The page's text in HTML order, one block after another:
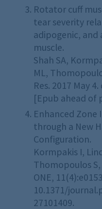
Rotator cuff
tear severity
adipogenic, and
muscle.
Shah SA,
ML,
Res. 2017 May
[Epub ahead of
Enhanced Zone
through a New
Configuration.
Kormpakis I,
Thomopoulos S,
ONE,
10.1371/
27101409.